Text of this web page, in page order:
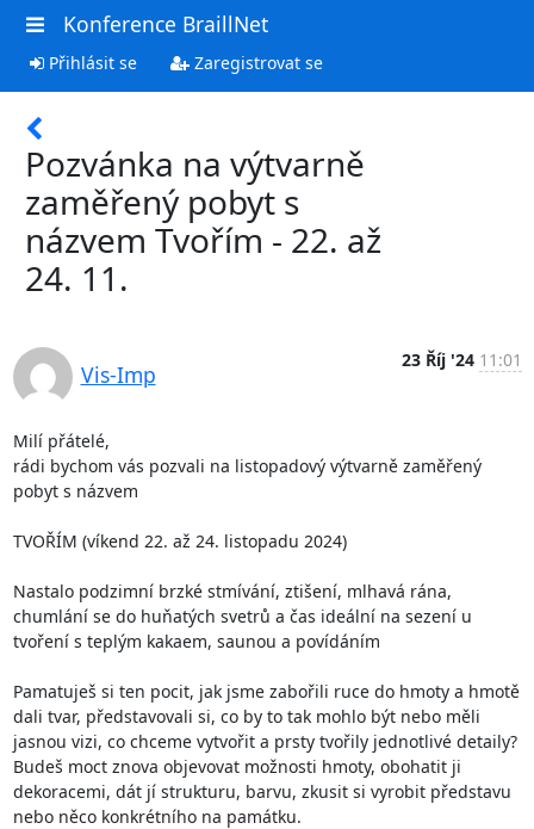
Konference BraillNet
Přihlásit se Zaregistrovat se
Pozvánka na výtvarně
zaměřený pobyt s
názvem Tvořím - 22. až
24. 11.
Vis-Imp
23 Říj '24 11:01
Milí přátelé,
rádi bychom vás pozvali na listopadový výtvarně zaměřený
pobyt s názvem
TVOŘÍM (víkend 22. až 24. listopadu 2024)
Nastalo podzimní brzké stmívání, ztišení, mlhavá rána,
chumlání se do huňatých svetrů a čas ideální na sezení u
tvoření s teplým kakaem, saunou a povídáním
Pamatuješ si ten pocit, jak jsme zabořili ruce do hmoty a hmotě
dali tvar, představovali si, co by to tak mohlo být nebo měli
jasnou vizi, co chceme vytvořit a prsty tvořily jednotlivé detaily?
Budeš moct znova objevovat možnosti hmoty, obohatit ji
dekoracemi, dát jí strukturu, barvu, zkusit si vyrobit představu
nebo něco konkrétního na památku.